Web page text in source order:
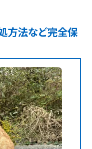
方法など完全保